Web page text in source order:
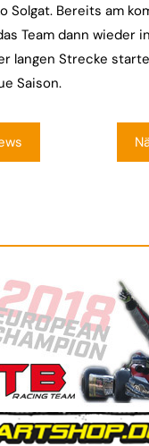
Solgat. Bereits am
Team dann wieder
langen Strecke
Saison.